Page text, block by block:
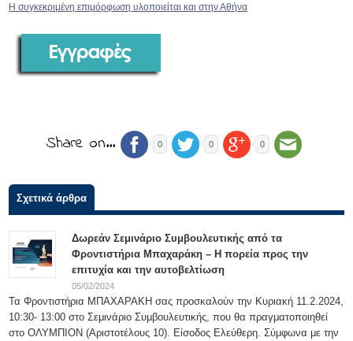
Η συγκεκριμένη επιμόρφωση υλοποιείται και στην Αθήνα
Share on… 0 0 0
Σχετικά άρθρα
Δωρεάν Σεμινάριο Συμβουλευτικής από τα
Φροντιστήρια Μπαχαράκη – Η πορεία προς την
επιτυχία και την αυτοβελτίωση
05/02/2024
Τα Φροντιστήρια ΜΠΑΧΑΡΑΚΗ σας προσκαλούν την Κυριακή 11.2.2024,
10:30- 13:00 στο Σεμινάριο Συμβουλευτικής, που θα πραγματοποιηθεί
στο ΟΛΥΜΠΙΟΝ (Αριστοτέλους 10). Είσοδος Ελεύθερη. Σύμφωνα με την